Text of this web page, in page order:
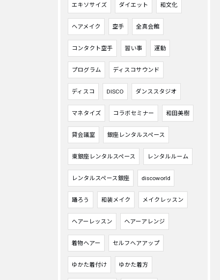
エキソサイズ ダイエット 和文化
ヘアメイク 空手 全真会館
コンタクト空手 習い事 運動
プログラム ディスコサウンド
ディスコ DISCO ダンススタジオ
マネタイズ コラボセミナー 和田美樹
貸会議室 銀座レンタルスペース
東銀座レンタルスペース レンタルルーム
レンタルスペース銀座 discoworld
踊ろう 和装メイク メイクレッスン
ヘアーレッスン ヘアーアレンジ
着物ヘアー セルフヘアアップ
ゆかた着付け ゆかた着方